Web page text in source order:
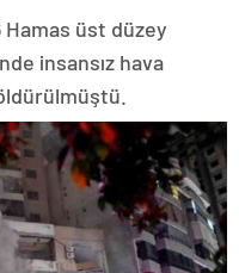
üst düzey
insansız hava